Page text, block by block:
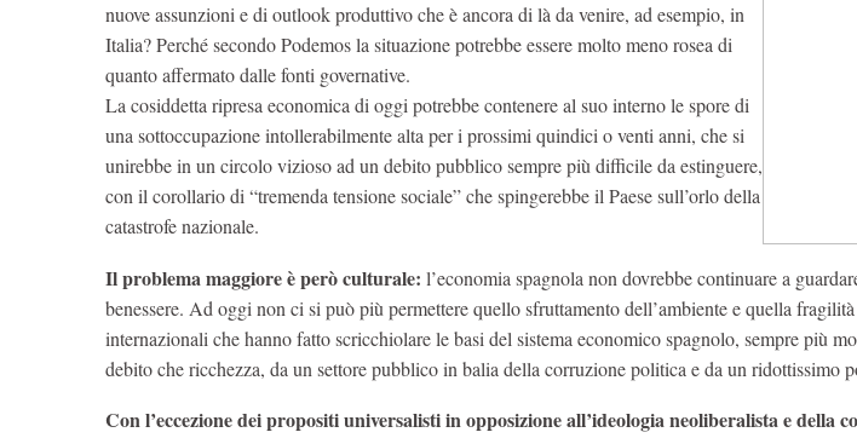
nuove assunzioni e di outlook produttivo che è ancora di là da venire, ad esempio, in
Italia? Perché secondo Podemos la situazione potrebbe essere molto meno rosea di
quanto affermato dalle fonti governative.
La cosiddetta ripresa economica di oggi potrebbe contenere al suo interno le spore di
una sottoccupazione intollerabilmente alta per i prossimi quindici o venti anni, che si
unirebbe in un circolo vizioso ad un debito pubblico sempre più difficile da estinguere,
con il corollario di “tremenda tensione sociale” che spingerebbe il Paese sull’orlo della
catastrofe nazionale.
Il problema maggiore è però culturale: l’economia spagnola non dovrebbe continuare a
benessere. Ad oggi non ci si può più permettere quello sfruttamento dell’ambiente e quella
internazionali che hanno fatto scricchiolare le basi del sistema economico spagnolo, sempre più
debito che ricchezza, da un settore pubblico in balia della corruzione politica e da un ridottissimo
Con l’eccezione dei propositi universalisti in opposizione all’ideologia neoliberalista e della